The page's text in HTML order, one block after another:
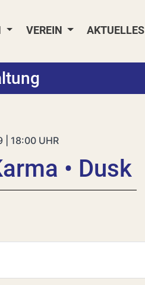
VEREIN AKTUELLES
| 18:00 UHR
• Dusk